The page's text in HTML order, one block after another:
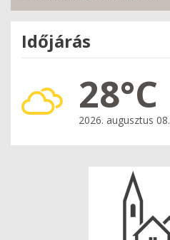
Időjárás
28°C
2026. augusztus 08.